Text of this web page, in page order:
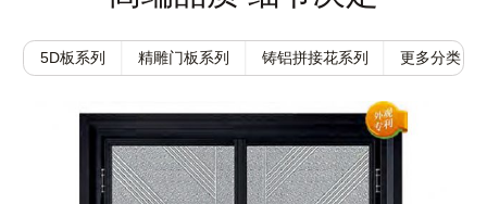
5D板系列 精雕门板系列 铸铝拼接花系列 更多分类